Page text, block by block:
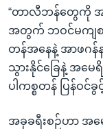
“တာလီဘန်တွေကို အ
အတွက် ဘဝင်မကျစရာ
တန်အနေနဲ့ အာဖဂန်
သွားနိုင်ခြေနဲ့ အ
ပါကစ္စတန် ပြန်ဝင်
အခုခရီးစဉ်ဟာ အ